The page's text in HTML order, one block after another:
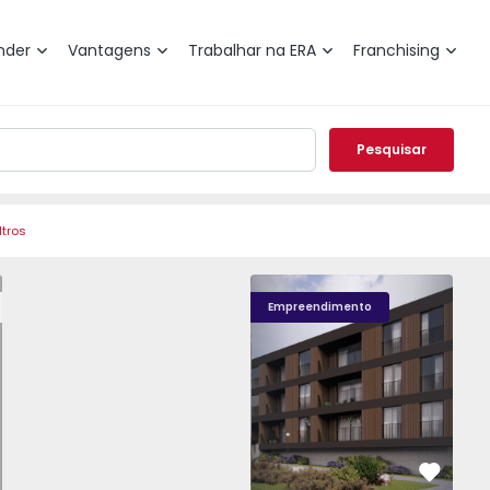
Vantagens Trabalhar na ERA Franchising
Pesquisar
T0 Paredes, Gandra - 1575265 - 1
Empreendimento
Nova Caíde - 1
Favorito